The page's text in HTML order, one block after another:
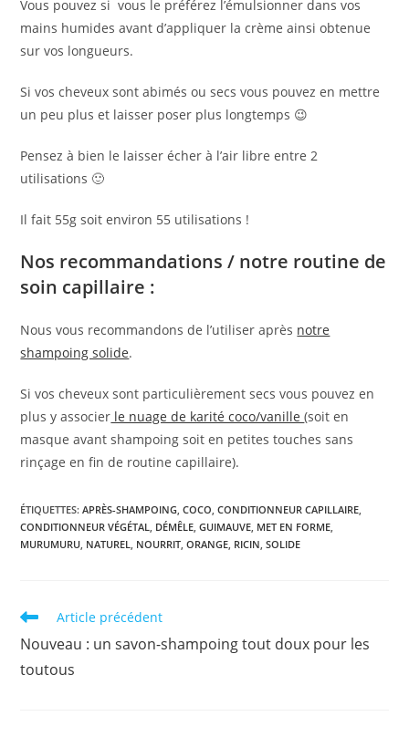
Vous pouvez si vous le préférez l’émulsionner dans vos
mains humides avant d’appliquer la crème ainsi obtenue
sur vos longueurs.
Si vos cheveux sont abimés ou secs vous pouvez en mettre
un peu plus et laisser poser plus longtemps 😉
Pensez à bien le laisser écher à l’air libre entre 2
utilisations 🙂
Il fait 55g soit environ 55 utilisations !
Nos recommandations / notre routine de
soin capillaire :
Nous vous recommandons de l’utiliser après notre
shampoing solide.
Si vos cheveux sont particulièrement secs vous pouvez en
plus y associer le nuage de karité coco/vanille(soit en
masque avant shampoing soit en petites touches sans
rinçage en fin de routine capillaire).
ÉTIQUETTES:APRÈS-SHAMPOING COCO CONDITIONNEUR CAPILLAIRE
CONDITIONNEUR VÉGÉTAL
DÉMÊLE GUIMAUVE MET EN FORME
MURUMURU NATUREL NOURRIT ORANGE RICIN SOLIDE
Read
articles
Article précédent
Nouveau : un savon-shampoing tout doux pour les
toutous